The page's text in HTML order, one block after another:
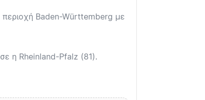
Baden-Württemberg με
η Rheinland-Pfalz (81).